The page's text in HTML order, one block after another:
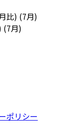
比) (7月)
(7月)
ポリシー